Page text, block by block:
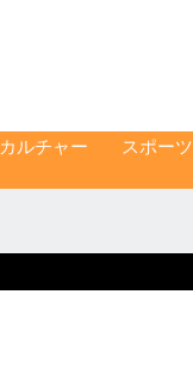
カルチャー
スポーツ